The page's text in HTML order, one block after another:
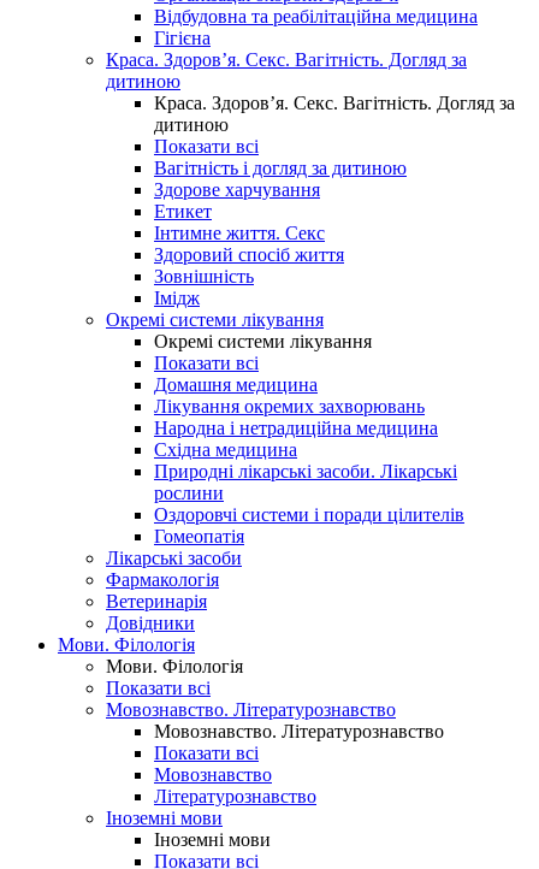
Відбудовна та реабілітаційна медицина
Гігієна
Краса. Здоров’я. Секс. Вагітність. Догляд за
дитиною
Краса. Здоров’я. Секс. Вагітність. Догляд за
дитиною
Показати всі
Вагітність і догляд за дитиною
Здорове харчування
Етикет
Інтимне життя. Секс
Здоровий спосіб життя
Зовнішність
Імідж
Окремі системи лікування
Окремі системи лікування
Показати всі
Домашня медицина
Лікування окремих захворювань
Народна і нетрадиційна медицина
Східна медицина
Природні лікарські засоби. Лікарські
рослини
Оздоровчі системи і поради цілителів
Гомеопатія
Лікарські засоби
Фармакологія
Ветеринарія
Довідники
Мови. Філологія
Мови. Філологія
Показати всі
Мовознавство. Літературознавство
Мовознавство. Літературознавство
Показати всі
Мовознавство
Літературознавство
Іноземні мови
Іноземні мови
Показати всі